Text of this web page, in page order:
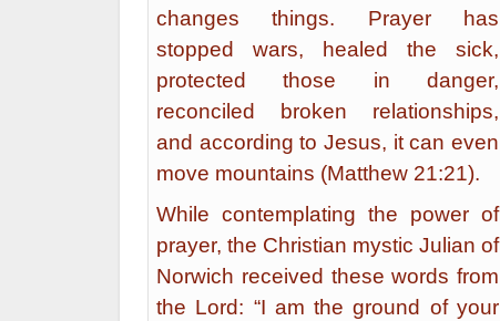
changes things. Prayer has
stopped wars, healed the sick,
protected those in danger,
reconciled broken relationships,
and according to Jesus, it can even
move mountains (Matthew 21:21).
While contemplating the power of
prayer, the Christian mystic Julian of
Norwich received these words from
the Lord: “I am the ground of your